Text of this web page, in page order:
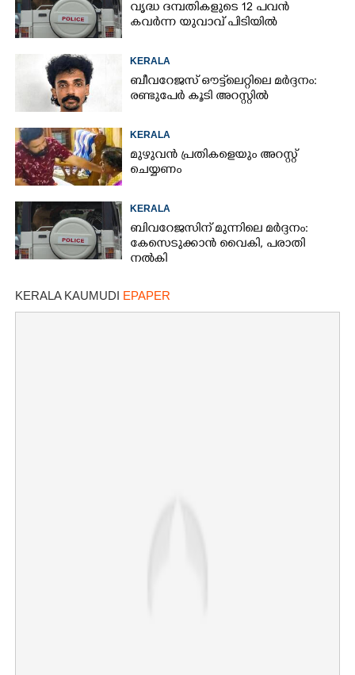
വൃദ്ധ ദമ്പതികളുടെ 12 പവൻ
കവർന്ന യുവാവ് പിടിയിൽ
KERALA
ബീവറേജസ് ഔട്ട്‌ലെറ്റിലെ മർദ്ദനം:
രണ്ടുപേർ കൂടി അറസ്റ്റിൽ
KERALA
മുഴുവൻ പ്രതികളെയും അറസ്റ്റ്
ചെയ്യണം
KERALA
ബിവറേജസിന് മുന്നിലെ മർദ്ദനം:
കേസെടുക്കാൻ വൈകി, പരാതി
നൽകി
KERALA KAUMUDI EPAPER